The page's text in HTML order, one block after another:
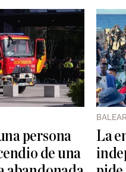
persona
de una
La